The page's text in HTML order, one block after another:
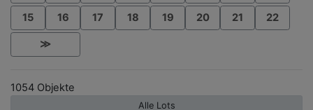
15 16 17 18 19 20 21 22
≫
1054 Objekte
Alle Lots